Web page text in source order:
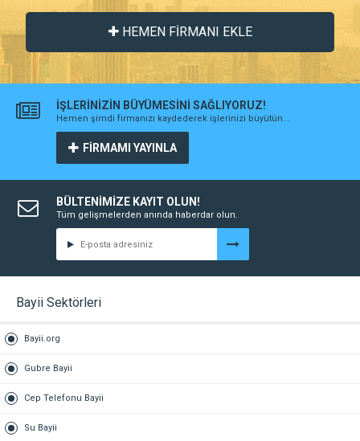
HEMEN FİRMANI EKLE
İŞLERİNİZİN BÜYÜMESİNİ SAĞLIYORUZ!
Hemen şimdi firmanızı kaydederek işlerinizi büyütün...
FİRMAMI YAYINLA
BÜLTENİMİZE KAYIT OLUN!
Tüm gelişmelerden anında haberdar olun.
Bayii Sektörleri
Bayii.org
Gubre Bayii
Cep Telefonu Bayii
Su Bayii